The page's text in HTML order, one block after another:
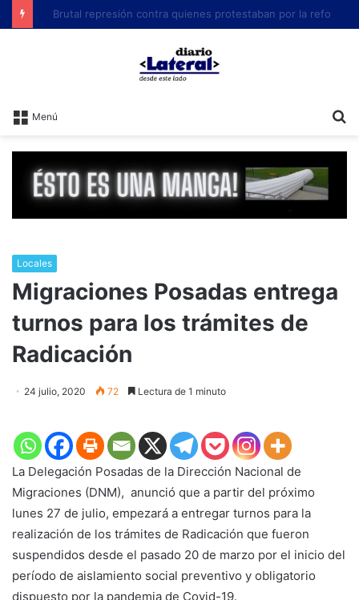
Brutal represión contra quienes protestaban por la reforma laboral de Milei
Menú
Locales
Migraciones Posadas entrega
turnos para los trámites de
Radicación
24 julio, 2020 72 Lectura de 1 minuto
La Delegación Posadas de la Dirección Nacional de
Migraciones (DNM), anunció que a partir del próximo
lunes 27 de julio, empezará a entregar turnos para la
realización de los trámites de Radicación que fueron
suspendidos desde el pasado 20 de marzo por el inicio del
período de aislamiento social preventivo y obligatorio
dispuesto por la pandemia de Covid-19.